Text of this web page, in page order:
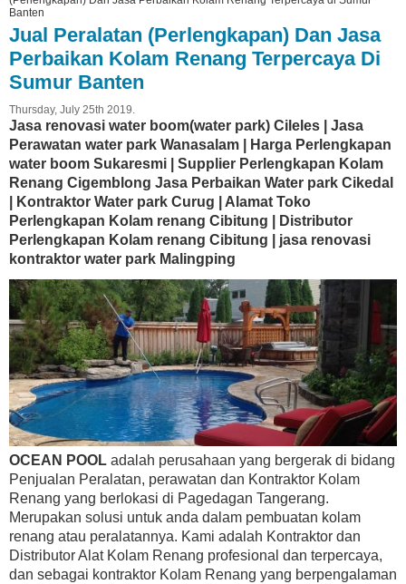
Banten
Jual Peralatan (Perlengkapan) Dan Jasa
Perbaikan Kolam Renang Terpercaya Di
Sumur Banten
Thursday, July 25th 2019.
Jasa renovasi water boom(water park) Cileles | Jasa
Perawatan water park Wanasalam | Harga Perlengkapan
water boom Sukaresmi | Supplier Perlengkapan Kolam
Renang Cigemblong Jasa Perbaikan Water park Cikedal
| Kontraktor Water park Curug | Alamat Toko
Perlengkapan Kolam renang Cibitung | Distributor
Perlengkapan Kolam renang Cibitung | jasa renovasi
kontraktor water park Malingping
OCEAN POOL adalah perusahaan yang bergerak di bidang
Penjualan Peralatan, perawatan dan Kontraktor Kolam
Renang yang berlokasi di Pagedagan Tangerang.
Merupakan solusi untuk anda dalam pembuatan kolam
renang atau peralatannya. Kami adalah Kontraktor dan
Distributor Alat Kolam Renang profesional dan terpercaya,
dan sebagai kontraktor Kolam Renang yang berpengalaman